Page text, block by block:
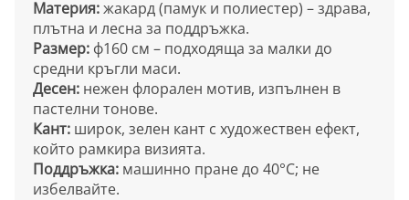
Материя:жакард (памук и полиестер) – здрава,
плътна и лесна за поддръжка.
Размер: ф160 см – подходяща за малки до
средни кръгли маси.
Десен: нежен флорален мотив, изпълнен в
пастелни тонове.
Кант: широк, зелен кант с художествен ефект,
който рамкира визията.
Поддръжка: машинно пране до 40°C; не
избелвайте.